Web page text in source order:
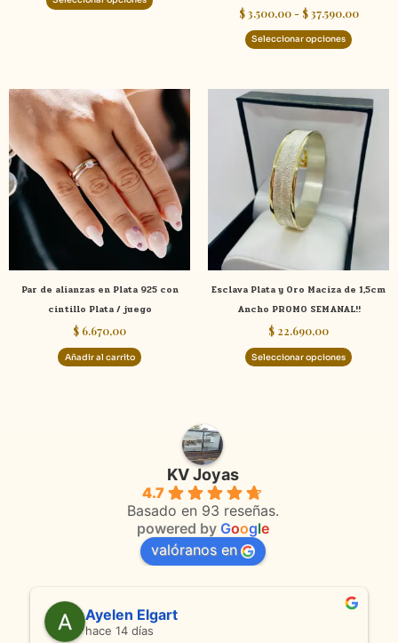
$3.500,00 - $37.590,00
Seleccionar opciones
Par de alianzas en Plata 925 con
cintillo Plata / juego
$ 6.670,00
Añadir al carrito
Esclava Plata y Oro Maciza de 1,5cm
Ancho PROMO SEMANAL!!
$ 22.690,00
Seleccionar opciones
Este
tiene
Las
se
pueden
elegir
en
la
de
KV Joyas
4.7
Basado en 93 reseñas.
powered by Google
valóranos en
Anmamaca
hace 24 días